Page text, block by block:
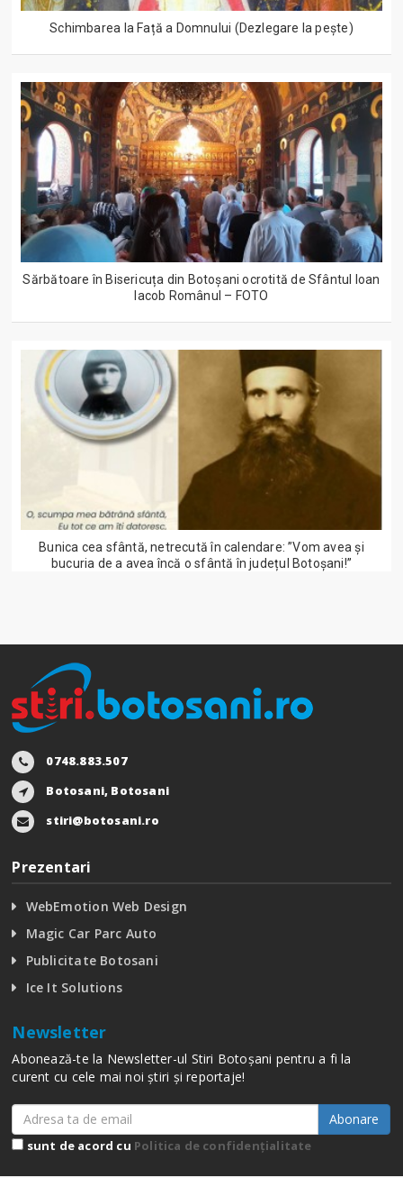
Schimbarea la Față a Domnului (Dezlegare la peşte)
Sărbătoare în Bisericuța din Botoșani ocrotită de Sfântul Ioan
Iacob Românul – FOTO
Bunica cea sfântă, netrecută în calendare: ”Vom avea și
bucuria de a avea încă o sfântă în județul Botoșani!”
0748.883.507
Botosani, Botosani
stiri@botosani.ro
Prezentari
WebEmotion Web Design
Magic Car Parc Auto
Publicitate Botosani
Ice It Solutions
Newsletter
Abonează-te la Newsletter-ul Stiri Botoșani pentru a fi la
curent cu cele mai noi știri și reportaje!
Abonare
sunt de acord cu Politica de confidențialitate